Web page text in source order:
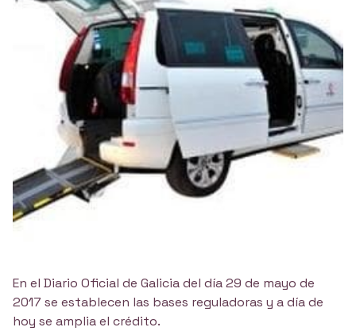
En el Diario Oficial de Galicia del día 29 de mayo de
2017 se establecen las bases reguladoras y a día de
hoy se amplia el crédito.